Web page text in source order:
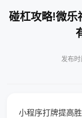
碰杠攻略!微乐
发布
小程序打牌提高